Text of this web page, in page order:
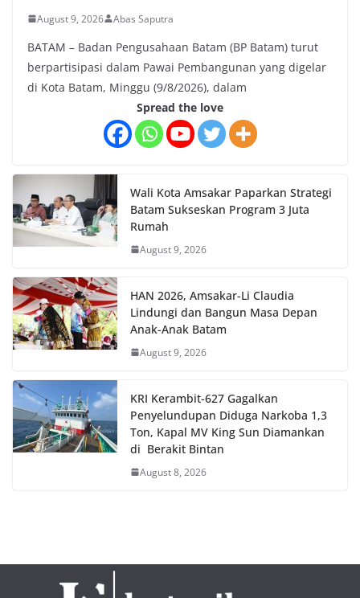
August 9, 2026 Abas Saputra
BATAM – Badan Pengusahaan Batam (BP Batam) turut
berpartisipasi dalam Pawai Pembangunan yang digelar
di Kota Batam, Minggu (9/8/2026), dalam
Spread the love
Wali Kota Amsakar Paparkan Strategi
Batam Sukseskan Program 3 Juta
Rumah
August 9, 2026
HAN 2026, Amsakar-Li Claudia
Lindungi dan Bangun Masa Depan
Anak-Anak Batam
August 9, 2026
KRI Kerambit-627 Gagalkan
Penyelundupan Diduga Narkoba 1,3
Ton, Kapal MV King Sun Diamankan
di Berakit Bintan
August 8, 2026